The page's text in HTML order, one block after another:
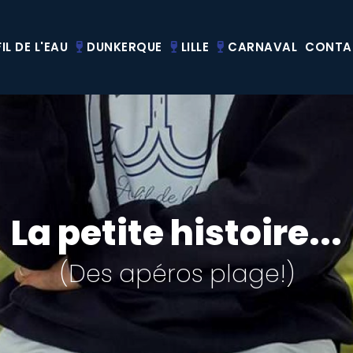
DE L'EAU DUNKERQUE LILLE CARNAVAL
La petite histoire...
(Des apéros plage!)